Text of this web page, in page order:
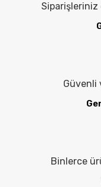
Siparişleriniz
Güvenli
Binlerce